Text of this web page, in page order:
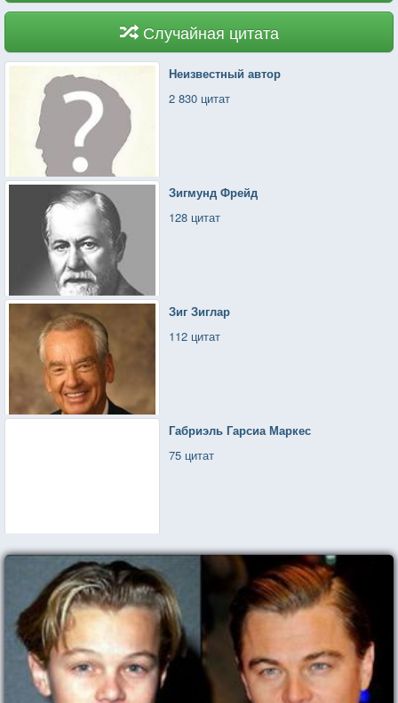
Случайная цитата
Неизвестный автор
2 830 цитат
Зигмунд Фрейд
128 цитат
Зиг Зиглар
112 цитат
Габриэль Гарсиа Маркес
75 цитат